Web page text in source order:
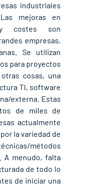
industriales
Las mejoras en
y costes son
empresas,
Se utilizan
para proyectos
cosas, una
TI, software
externa. Estas
de miles de
actualmente
la variedad de
métodos
A menudo, falta
de todo lo
de iniciar una